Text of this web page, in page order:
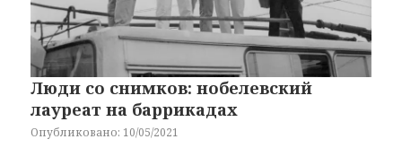
Люди со снимков: нобелевский
лауреат на баррикадах
Опубликовано: 10/05/2021